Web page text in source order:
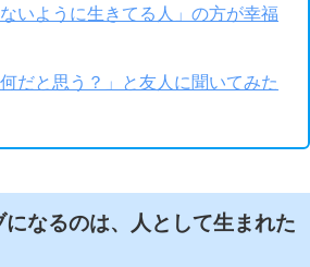
いように生きてる人」の方が幸福
だと思う？」と友人に聞いてみた
なるのは、人として生まれた